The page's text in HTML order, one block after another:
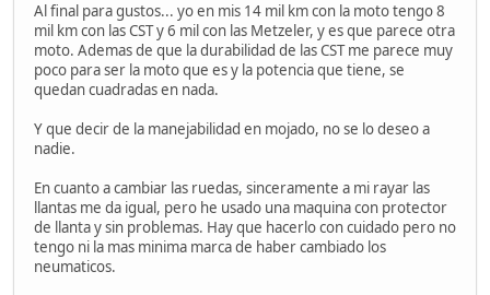
Al final para gustos... yo en mis 14 mil km con la moto tengo 8
mil km con las CST y 6 mil con las Metzeler, y es que parece otra
moto. Ademas de que la durabilidad de las CST me parece muy
poco para ser la moto que es y la potencia que tiene, se
quedan cuadradas en nada.
Y que decir de la manejabilidad en mojado, no se lo deseo a
nadie.
En cuanto a cambiar las ruedas, sinceramente a mi rayar las
llantas me da igual, pero he usado una maquina con protector
de llanta y sin problemas. Hay que hacerlo con cuidado pero no
tengo ni la mas minima marca de haber cambiado los
neumaticos.